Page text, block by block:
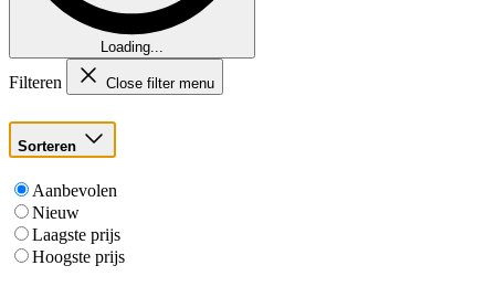
Loading...
Filteren Close filter menu
Sorteren
Aanbevolen
Nieuw
Laagste prijs
Hoogste prijs